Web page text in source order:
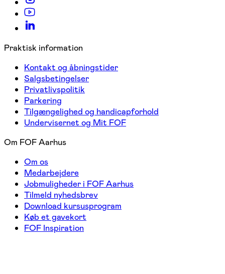
Praktisk information
Kontakt og åbningstider
Salgsbetingelser
Privatlivspolitik
Parkering
Tilgængelighed og handicapforhold
Undervisernet og Mit FOF
Om FOF Aarhus
Om os
Medarbejdere
Jobmuligheder i FOF Aarhus
Tilmeld nyhedsbrev
Download kursusprogram
Køb et gavekort
FOF Inspiration